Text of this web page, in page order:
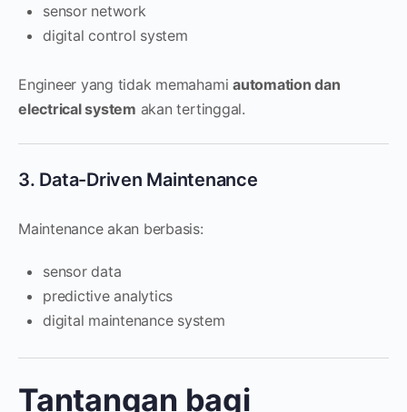
sensor network
digital control system
Engineer yang tidak memahamiautomation dan
electrical system akan tertinggal.
3. Data-Driven Maintenance
Maintenance akan berbasis:
sensor data
predictive analytics
digital maintenance system
Tantangan bagi